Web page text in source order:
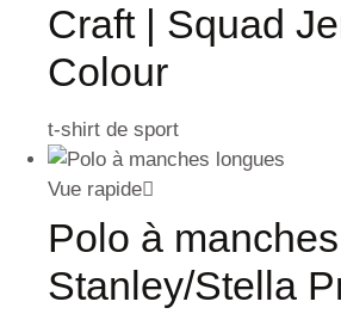
Craft | Squad
Colour
t-shirt de sport
Vue rapide
Polo à
Stanley/Stella